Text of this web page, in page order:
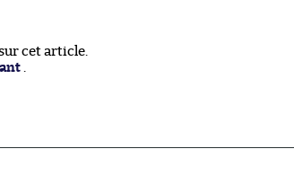
cet article.
.